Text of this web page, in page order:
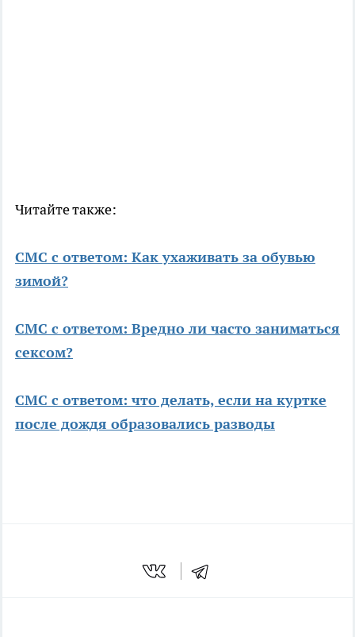
Читайте также:
CМС с ответом: Как ухаживать за обувью
зимой?
СМС с ответом: Вредно ли часто заниматься
сексом?
СМС с ответом: что делать, если на куртке
после дождя образовались разводы